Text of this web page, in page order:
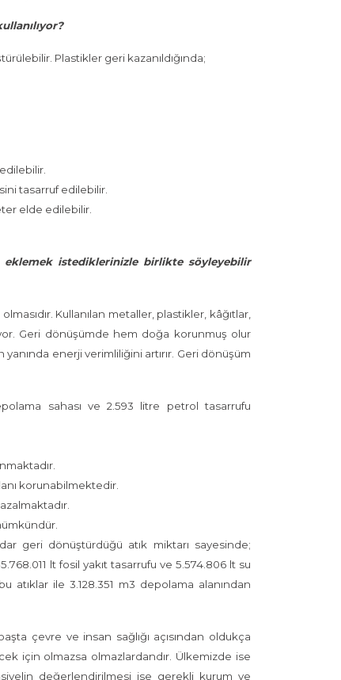
Plastikler geri kazanıldığında;
tasarruf edilebilir.
elde edilebilir.
istediklerinizle birlikte söyleyebilir
Kullanılan metaller, plastikler, kâğıtlar,
Geri dönüşümde hem doğa korunmuş olur
enerji verimliliğini artırır. Geri dönüşüm
sahası ve 2.593 litre petrol tasarrufu
korunabilmektedir.
geri dönüştürdüğü atık miktarı sayesinde;
lt fosil yakıt tasarrufu ve 5.574.806 lt su
atıklar ile 3.128.351 m3 depolama alanından
çevre ve insan sağlığı açısından oldukça
için olmazsa olmazlardandır. Ülkemizde ise
değerlendirilmesi ise gerekli kurum ve